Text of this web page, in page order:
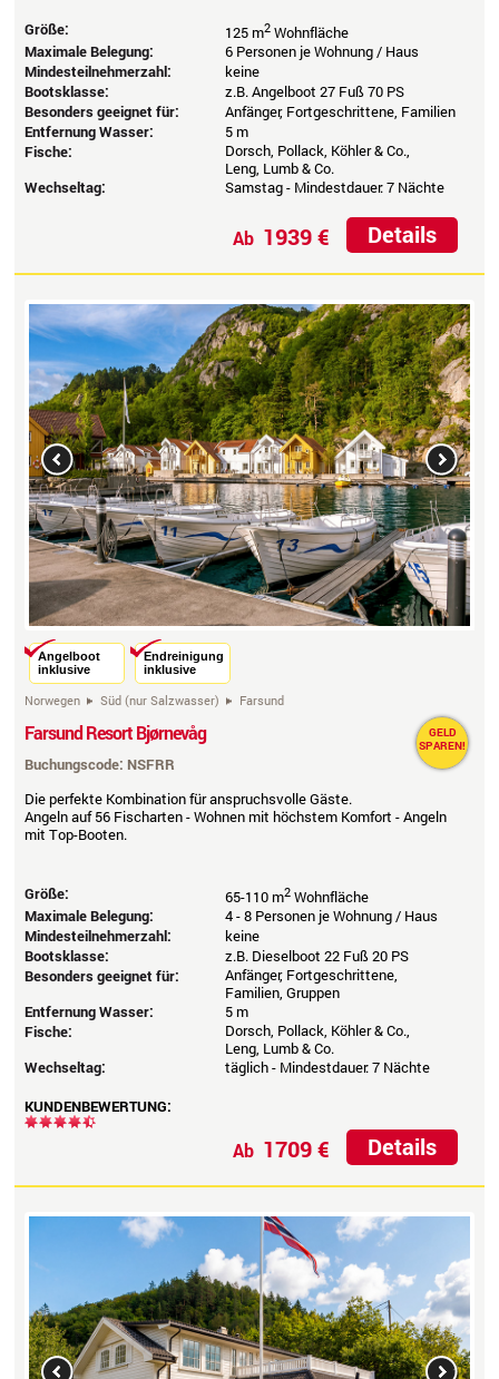
Größe: 125 m2Wohnfläche
Maximale Belegung:
6 Personen je Wohnung / Haus
Mindesteilnehmerzahl:
keine
Bootsklasse:
z.B. Angelboot 27 Fuß 70 PS
Besonders geeignet für:
Anfänger, Fortgeschrittene, Familien
Entfernung Wasser:
5 m
Fische:
Dorsch, Pollack, Köhler & Co.,
Leng, Lumb & Co.
Wechseltag:
Samstag - Mindestdauer: 7 Nächte
Details
Ab 1939 €
Previous Next
Angelboot
inklusive
Endreinigung
inklusive
Norwegen Süd (nur Salzwasser) Farsund
GELD
SPAREN!
Farsund Resort Bjørnevåg
Buchungscode: NSFRR
Die perfekte Kombination für anspruchsvolle Gäste.
Angeln auf 56 Fischarten - Wohnen mit höchstem Komfort - Angeln
mit Top-Booten.
Größe: 65-110 m2Wohnfläche
Maximale Belegung:
4 - 8 Personen je Wohnung / Haus
Mindesteilnehmerzahl:
keine
Bootsklasse:
z.B. Dieselboot 22 Fuß 20 PS
Besonders geeignet für:
Anfänger, Fortgeschrittene,
Familien, Gruppen
Entfernung Wasser:
5 m
Fische:
Dorsch, Pollack, Köhler & Co.,
Leng, Lumb & Co.
Wechseltag:
täglich - Mindestdauer: 7 Nächte
KUNDENBEWERTUNG:
Details
Ab 1709 €